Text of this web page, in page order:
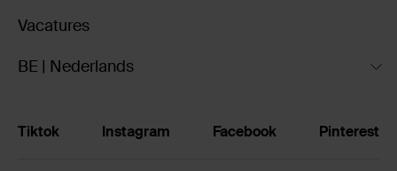
Vacatures
BE | Nederlands
Tiktok Instagram Facebook Pinterest